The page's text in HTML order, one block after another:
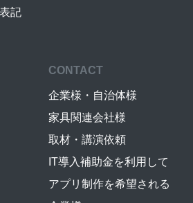
記
CONTACT
企業様・自治体様
家具関連会社様
取材・講演依頼
IT導入補助金を利用して
アプリ制作を希望される